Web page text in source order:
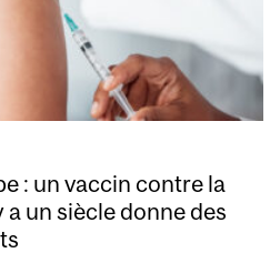
: un vaccin contre la
un siècle donne des